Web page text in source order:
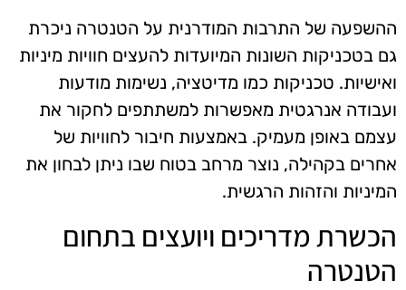
ההשפעה של התרבות המודרנית על הטנטרה ניכרת
גם בטכניקות השונות המיועדות להעצים חוויות מיניות
ואישיות. טכניקות כמו מדיטציה, נשימות מודעות
ועבודה אנרגטית מאפשרות למשתתפים לחקור את
עצמם באופן מעמיק. באמצעות חיבור לחוויות של
אחרים בקהילה, נוצר מרחב בטוח שבו ניתן לבחון את
המיניות והזהות הרגשית.
הכשרת מדריכים ויועצים בתחום
הטנטרה